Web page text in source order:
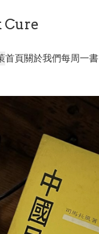
Cure
首頁關於我們每周一書